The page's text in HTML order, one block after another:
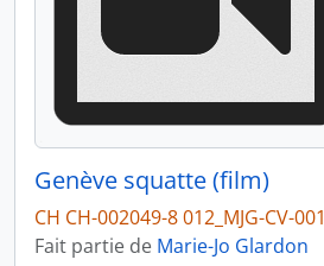
Genève squatte (film)
CH CH-002049-8 012_MJG-CV-001
Fait partie de Marie-Jo Glardon